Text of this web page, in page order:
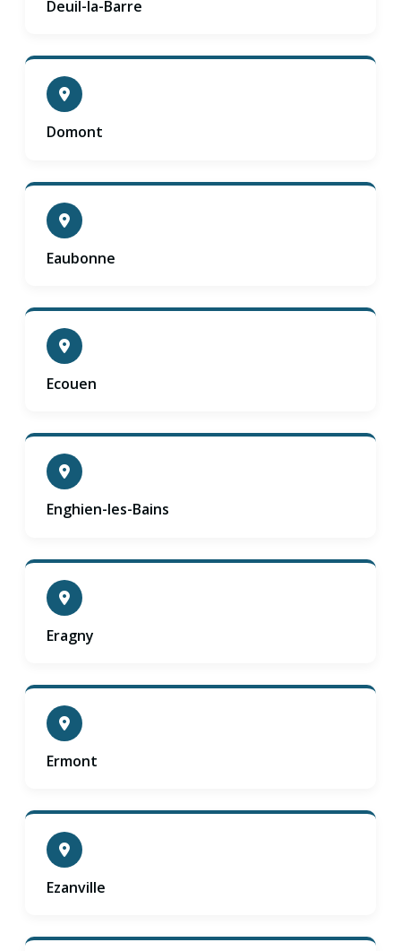
Deuil-la-Barre
Domont
Eaubonne
Ecouen
Enghien-les-Bains
Eragny
Ermont
Ezanville